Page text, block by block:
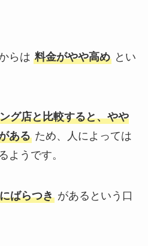
らは 料金がやや高めとい
グ店と比較すると、やや
あるため、人によっては
ようです。
ばらつきがあるという口